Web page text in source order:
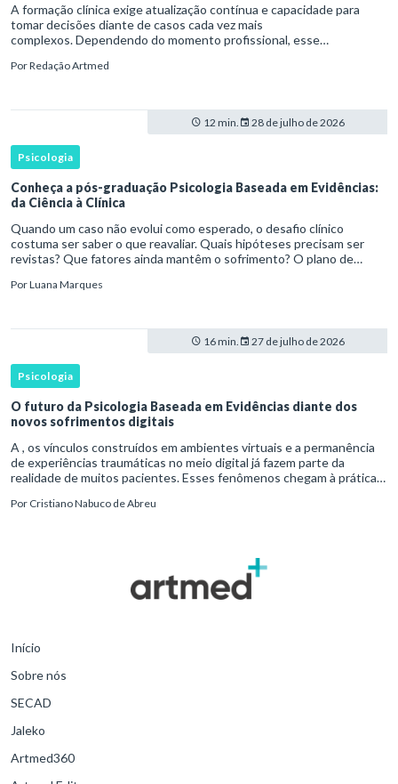
A formação clínica exige atualização contínua e capacidade para
tomar decisões diante de casos cada vez mais
complexos. Dependendo do momento profissional, esse
aprofundamento em ou a especializaçã
PorRedação Artmed
12 min. 28 de julho de 2026
Psicologia
Conheça a pós-graduação Psicologia Baseada em Evidências:
da Ciência à Clínica
Quando um caso não evolui como esperado, o desafio clínico
costuma ser saber o que reavaliar. Quais hipóteses precisam ser
revistas? Que fatores ainda mantêm o sofrimento? O plano de
necessidades d
PorLuana Marques
16 min. 27 de julho de 2026
Psicologia
O futuro da Psicologia Baseada em Evidências diante dos
novos sofrimentos digitais
A , os vínculos construídos em ambientes virtuais e a permanência
de experiências traumáticas no meio digital já fazem parte da
realidade de muitos pacientes. Esses fenômenos chegam à prática
Por Cristiano Nabuco de Abreu
Início
Sobre nós
SECAD
Jaleko
Artmed360